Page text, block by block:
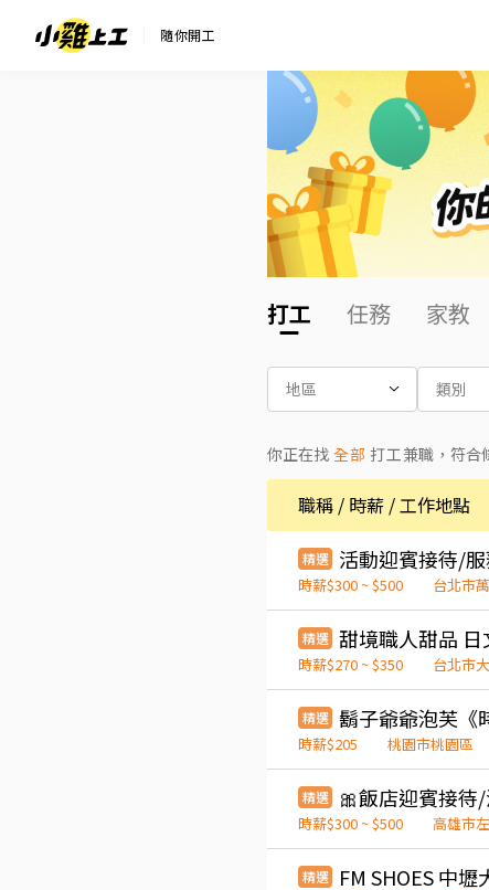
隨你開工
打工 任務 家教
地區 類別
你正在找 全部 打工兼職 ，符合
職稱 / 時薪 / 工作地點
精選 活動迎賓接待/
時薪$300 ~ $500 台北市
精選
時薪$270 ~ $350 台北市
精選
時薪$205 桃園市桃園區
精選
時薪$300 ~ $500 高雄市
精選